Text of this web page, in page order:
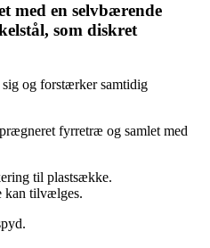
med en selvbærende
som diskret
og forstærker samtidig
fyrretræ og samlet med
til plastsække.
kan tilvælges.